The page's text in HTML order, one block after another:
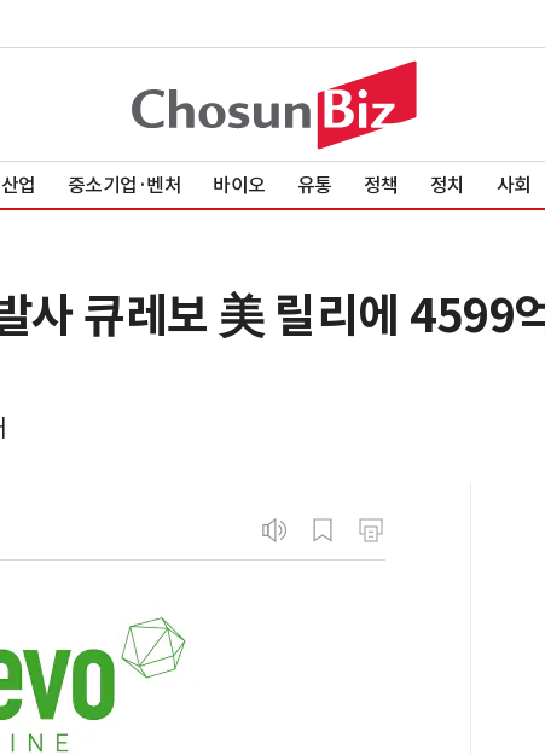
산업 중소기업·벤처 바이오 유통 정책 정치 사회
사 큐레보 美 릴리에 4599